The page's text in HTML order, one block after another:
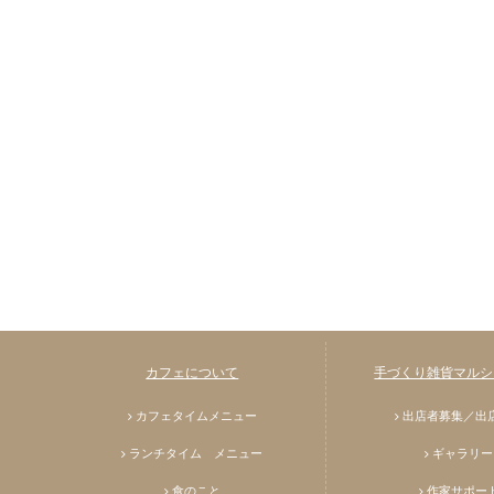
カフェについて
カフェタイムメニュー
ランチタイム メニュー
食のこと
手づくり雑貨マル
出店者募集／出
ギャラリー
作家サポー